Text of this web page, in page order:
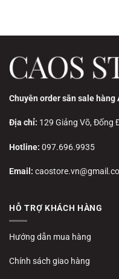
Chuyên order săn sale hàng
Địa chỉ: 129 Giảng Võ, Đống
Hotline: 097.696.9935
Email:
HỖ TRỢ KHÁCH HÀNG
Hướng dẫn mua hàng
Chính sách giao hàng